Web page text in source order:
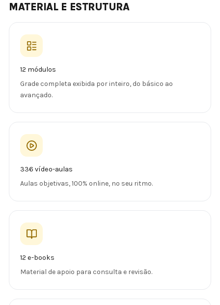
MATERIAL E ESTRUTURA
12 módulos
Grade completa exibida por inteiro, do básico ao
avançado.
336 vídeo-aulas
Aulas objetivas, 100% online, no seu ritmo.
12 e-books
Material de apoio para consulta e revisão.